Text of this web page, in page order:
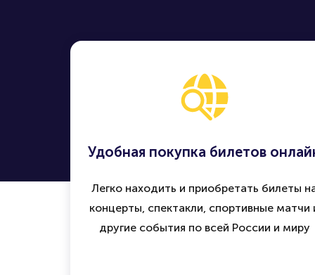
Удобная покупка билетов
Легко находить и приобретать билеты
концерты, спектакли, спортивные матчи
другие события по всей России и миру